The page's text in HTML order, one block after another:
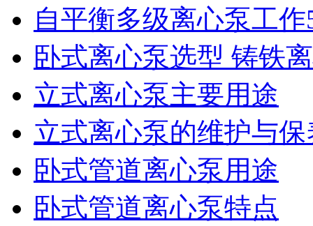
自平衡多级离心泵工
卧式离心泵选型 铸铁
立式离心泵主要用途
立式离心泵的维护与保
卧式管道离心泵用途
卧式管道离心泵特点